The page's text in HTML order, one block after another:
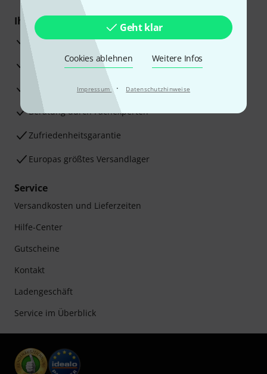
Geht klar
Cookies ablehnen Weitere Infos
Impressum · Datenschutzhinweise
Ihre Vorteile
3 Jahre Thomann Garantie
30 Tage Money-Back-Garantie
Reparaturservice
Beratung durch Fachexperten
Zufriedenheitsgarantie
Europas größtes Versandlager
Service
Versandkosten und Lieferzeiten
Hilfe-Center
Gutscheine
Kontakt
Ladengeschäft
Service im Überblick